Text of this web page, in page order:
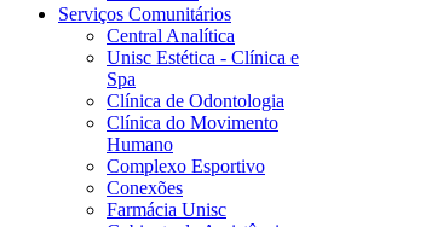
Serviços Comunitários
Central Analítica
Unisc Estética - Clínica e
Spa
Clínica de Odontologia
Clínica do Movimento
Humano
Complexo Esportivo
Conexões
Farmácia Unisc